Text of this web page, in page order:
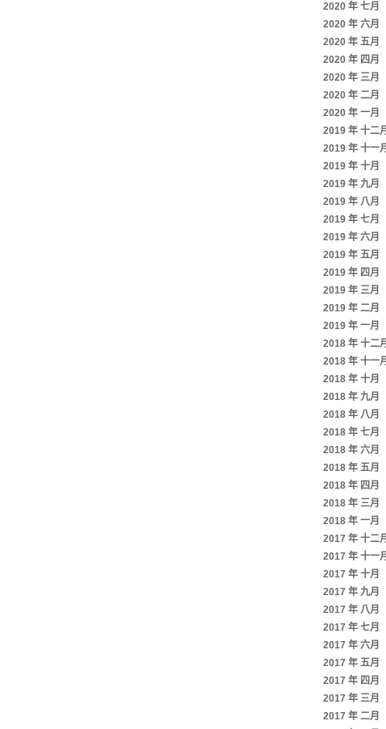
2020 年 七月
2020 年 六月
2020 年 五月
2020 年 四月
2020 年 三月
2020 年 二月
2020 年 一月
2019 年 十二月
2019 年 十一月
2019 年 十月
2019 年 九月
2019 年 八月
2019 年 七月
2019 年 六月
2019 年 五月
2019 年 四月
2019 年 三月
2019 年 二月
2019 年 一月
2018 年 十二月
2018 年 十一月
2018 年 十月
2018 年 九月
2018 年 八月
2018 年 七月
2018 年 六月
2018 年 五月
2018 年 四月
2018 年 三月
2018 年 一月
2017 年 十二月
2017 年 十一月
2017 年 十月
2017 年 九月
2017 年 八月
2017 年 七月
2017 年 六月
2017 年 五月
2017 年 四月
2017 年 三月
2017 年 二月